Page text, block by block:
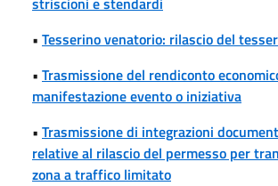
• Tesserino venatorio: rilascio del
• Trasmissione del rendiconto
manifestazione evento o iniziativa
• Trasmissione di integrazioni
relative al rilascio del permesso per
zona a traffico limitato